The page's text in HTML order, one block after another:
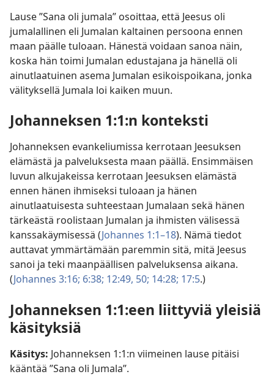
Lause ”Sana oli jumala” osoittaa, että Jeesus oli
jumalallinen eli Jumalan kaltainen persoona ennen
maan päälle tuloaan. Hänestä voidaan sanoa näin,
koska hän toimi Jumalan edustajana ja hänellä oli
ainutlaatuinen asema Jumalan esikoispoikana, jonka
välityksellä Jumala loi kaiken muun.
Johanneksen 1:1:n konteksti
Johanneksen evankeliumissa kerrotaan Jeesuksen
elämästä ja palveluksesta maan päällä. Ensimmäisen
luvun alkujakeissa kerrotaan Jeesuksen elämästä
ennen hänen ihmiseksi tuloaan ja hänen
ainutlaatuisesta suhteestaan Jumalaan sekä hänen
tärkeästä roolistaan Jumalan ja ihmisten välisessä
kanssakäymisessä (Johannes 1:1–18). Nämä tiedot
auttavat ymmärtämään paremmin sitä, mitä Jeesus
sanoi ja teki maanpäällisen palveluksensa aikana.
(Johannes 3:16; 6:38; 12:49, 50; 14:28; 17:5.)
Johanneksen 1:1:een liittyviä yleisiä
käsityksiä
Käsitys: Johanneksen 1:1:n viimeinen lause pitäisi
kääntää ”Sana oli Jumala”.